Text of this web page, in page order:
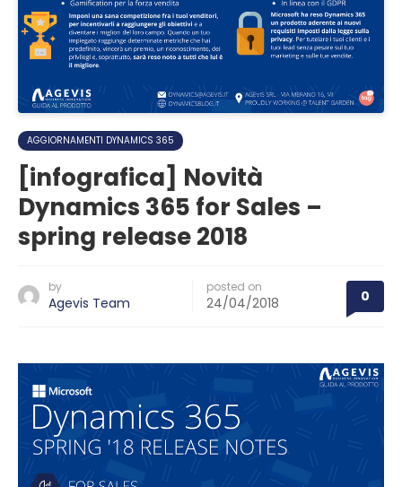
AGGIORNAMENTI DYNAMICS 365
[infografica] Novità
Dynamics 365 for Sales –
spring release 2018
by
Agevis Team
posted on
24/04/2018 0